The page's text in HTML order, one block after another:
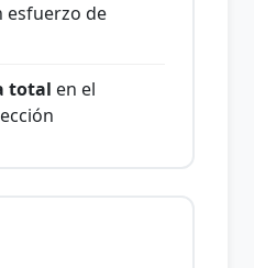
esfuerzo de
total en el